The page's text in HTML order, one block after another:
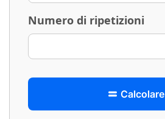
Numero di ripetizioni
Calcolare